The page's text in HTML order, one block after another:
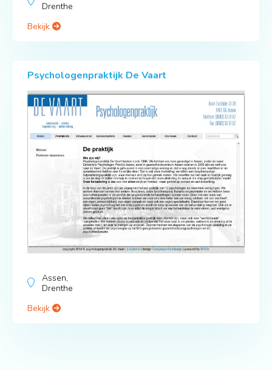
Drenthe
Bekijk
Psychologenpraktijk De Vaart
Assen,
Drenthe
Bekijk